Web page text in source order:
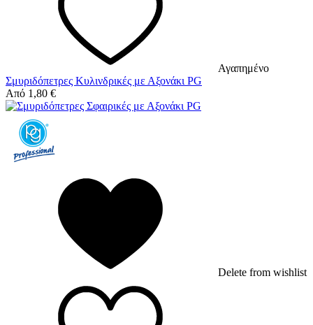
Αγαπημένο
Σμυριδόπετρες Κυλινδρικές με Αξονάκι PG
Από 1,80 €
Delete from wishlist